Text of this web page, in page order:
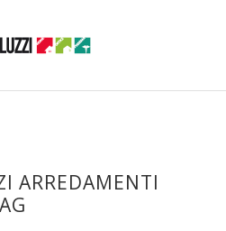
ARREDAMENTI